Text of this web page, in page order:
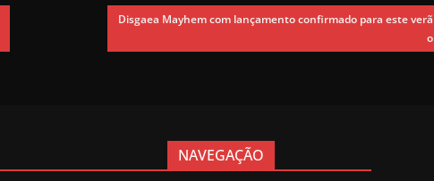
Disgaea Mayhem com lançamento confirmado para este verã
o
NAVEGAÇÃO